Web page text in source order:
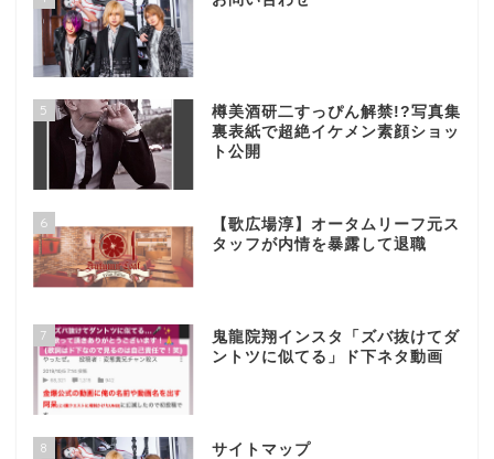
5
樽美酒研二すっぴん解禁!?写真集
裏表紙で超絶イケメン素顔ショッ
ト公開
6
【歌広場淳】オータムリーフ元ス
タッフが内情を暴露して退職
7
鬼龍院翔インスタ「ズバ抜けてダ
ントツに似てる」ド下ネタ動画
8 サイトマップ